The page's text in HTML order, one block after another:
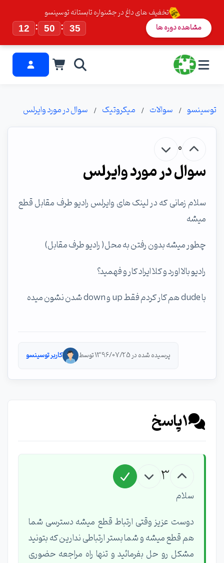
تخفیف های داغ در جشنواره تابستانه توسینسو
12
: 50 : 34 مشاهده دوره ها
توسینسو سوالات میکروتیک سوال در مورد وایرلس
0
سوال در مورد وایرلس
سلام زمانی که در لینک های وایرلس رادیو طرف مقابل قطع
میشه
چطور میشه بدون رفتن به محل( رادیو طرف مقابل)
رادیو بالا اورد و کلا ایراد کار و فهمید؟
با dude هم کار کردم فقط up و down شدن نشون میده
پرسیده شده در 1396/07/25 توسط کاربر توسینسو
1پاسخ
3
سلام
دوست عزیز وقتی ارتباط قطع میشه دسترسی شما
هم قطع میشه و شما بستر ارتباطی ندارین که بتونید
مشکل رو حل بفرمائید و تنها راه مراجعه حضوری